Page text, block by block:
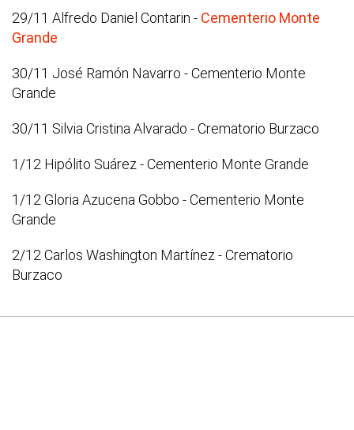
29/11 Alfredo Daniel Contarin - Cementerio Monte
Grande
30/11 José Ramón Navarro - Cementerio Monte
Grande
30/11 Silvia Cristina Alvarado - Crematorio Burzaco
1/12 Hipólito Suárez - Cementerio Monte Grande
1/12 Gloria Azucena Gobbo - Cementerio Monte
Grande
2/12 Carlos Washington Martínez - Crematorio
Burzaco